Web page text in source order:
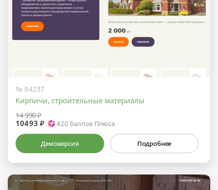
№ 84237
Кирпичи, строительные материалы
14 990 ₽
10493 ₽ 420 баллов Плюса
Демоверсия Подробнее